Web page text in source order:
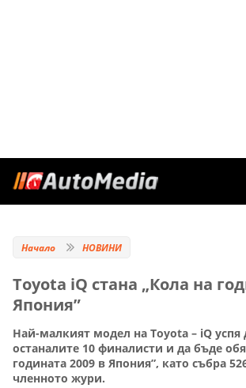
Начало НОВИНИ
Toyota iQ стана „Кола на
Япония”
Най-малкият модел на Toyota – iQ успя
останалите 10 финалисти и да бъде
годината 2009 в Япония”, като събра
членното жури.